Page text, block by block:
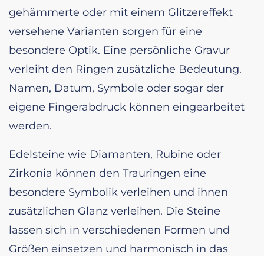
gehämmerte oder mit einem Glitzereffekt
versehene Varianten sorgen für eine
besondere Optik. Eine persönliche Gravur
verleiht den Ringen zusätzliche Bedeutung.
Namen, Datum, Symbole oder sogar der
eigene Fingerabdruck können eingearbeitet
werden.
Edelsteine wie Diamanten, Rubine oder
Zirkonia können den Trauringen eine
besondere Symbolik verleihen und ihnen
zusätzlichen Glanz verleihen. Die Steine
lassen sich in verschiedenen Formen und
Größen einsetzen und harmonisch in das